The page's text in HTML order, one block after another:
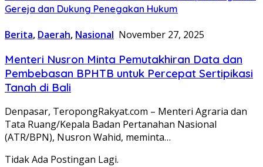
Gereja dan Dukung Penegakan Hukum
Berita, Daerah, Nasional November 27, 2025
Menteri Nusron Minta Pemutakhiran Data dan
Pembebasan BPHTB untuk Percepat Sertipikasi
Tanah di Bali
Denpasar, TeropongRakyat.com – Menteri Agraria dan
Tata Ruang/Kepala Badan Pertanahan Nasional
(ATR/BPN), Nusron Wahid, meminta…
Tidak Ada Postingan Lagi.